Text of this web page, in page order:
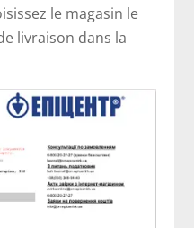
le magasin le
livraison dans la